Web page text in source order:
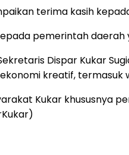
terima kasih
pemerintah daerah
Dispar Kukar
kreatif,
Kukar khususnya